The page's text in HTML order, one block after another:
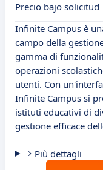
Precio bajo solicitud
Infinite Campus è
campo della
gamma di
operazioni
utenti. Con
Infinite Campus si
istituti educativi di
gestione efficace
Più dettagli